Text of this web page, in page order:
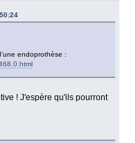
endoprothèse :
! J'espère qu'ils pourront